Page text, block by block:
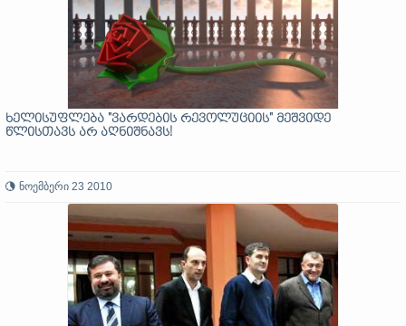
ხელისუფლება "ვარდების რევოლუციის" მეშვიდე
წლისთავს არ აღნიშნავს!
ნოემბერი 23 2010